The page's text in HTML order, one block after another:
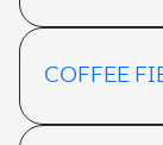
COFFEE